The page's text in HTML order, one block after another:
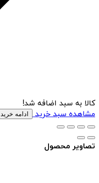
کالا به سبد اضافه شد!
مشاهده سبد خرید
ادامه خرید
تصاویر محصول